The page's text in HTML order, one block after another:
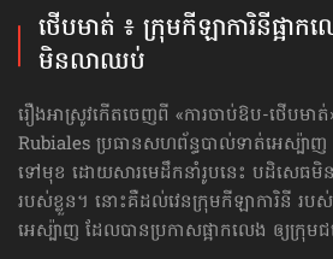
ថើបមាត់ ៖ ក្រុមកីឡាការិនី​ផ្អាក
មិនលាឈប់
រឿងអាស្រូវកើតចេញពី «ការចាប់ឱប-ថើបម
Rubiales ប្រធានសហព័ន្ធបាល់ទាត់អេស្ប៉ាញ
ទៅមុខ ដោយសារមេដឹកនាំរូបនេះ បដិសេ
របស់ខ្លួន។ នោះគឺដល់វេនក្រុមកីឡាការិនី រប
អេស្ប៉ាញ ដែលបានប្រកាសផ្អាកលេង ឲ្យក្រុម